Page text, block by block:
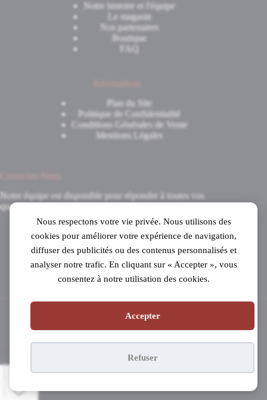
Nous respectons votre vie privée. Nous utilisons des
cookies pour améliorer votre expérience de navigation,
diffuser des publicités ou des contenus personnalisés et
analyser notre trafic. En cliquant sur « Accepter », vous
consentez à notre utilisation des cookies.
Accepter
Refuser
Notre histoire et l'équipe
Le magasin
Nos partenaires
Boutique
FAQ
Plan du Site
Politique de Confidentialité
Conditions Générales de Vente
Mentions Légales
Contactez-Nous
Notre équipe est disponible pour répondre à toutes vos
questions.
8 Avenue du 8 Mai 1945
31520 Ramonville-Saint-Agne
Mardi au samedi
de 10h à 19h en continu
Copyright © 2026 - Pianos Parisot